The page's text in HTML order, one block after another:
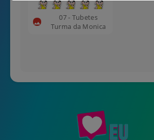
07 - Tubetes
Turma da Monica
Não mostrar novamente